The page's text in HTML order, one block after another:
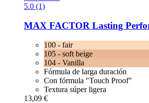
5.0 (1)
MAX FACTOR Lasting
100 - fair
105 - soft beige
104 - Vanilla
Fórmula de larga duración
Con fórmula "Touch Proof"
Textura súper ligera
13,09 €